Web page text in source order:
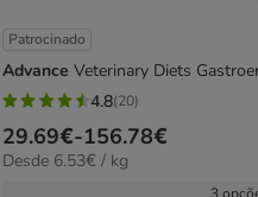
Patrocinado
Advance Veterinary Diets
4.8
estrelas
com
4.8(20)
Preço
de
29.69€-156.78€
6.53€
Desde 6.53€ / kg
3